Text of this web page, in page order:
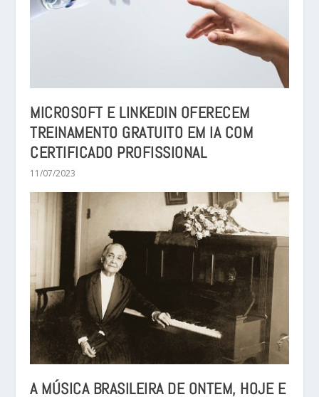
MICROSOFT E LINKEDIN OFERECEM
TREINAMENTO GRATUITO EM IA COM
CERTIFICADO PROFISSIONAL
11/07/2023
A MÚSICA BRASILEIRA DE ONTEM, HOJE E